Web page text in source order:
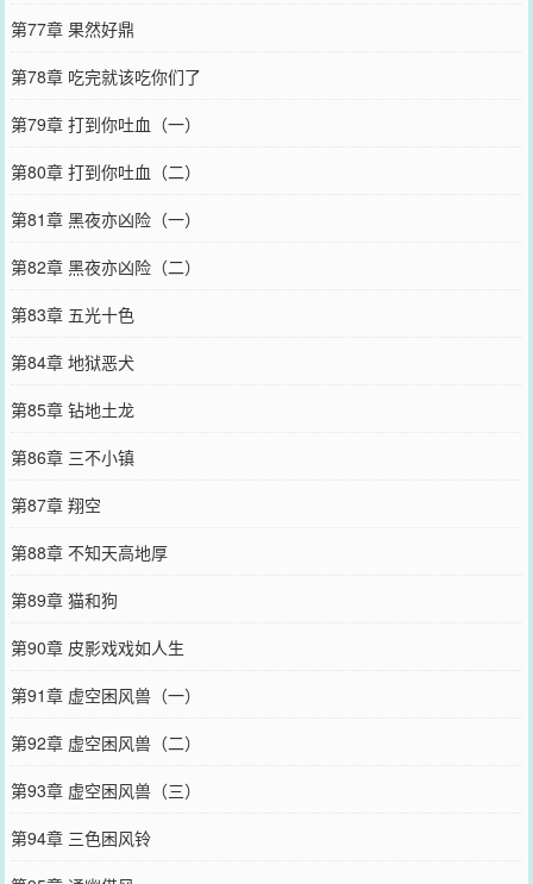
第77章 果然好鼎
第78章 吃完就该吃你们了
第79章 打到你吐血（一）
第80章 打到你吐血（二）
第81章 黑夜亦凶险（一）
第82章 黑夜亦凶险（二）
第83章 五光十色
第84章 地狱恶犬
第85章 钻地土龙
第86章 三不小镇
第87章 翔空
第88章 不知天高地厚
第89章 猫和狗
第90章 皮影戏戏如人生
第91章 虚空困风兽（一）
第92章 虚空困风兽（二）
第93章 虚空困风兽（三）
第94章 三色困风铃